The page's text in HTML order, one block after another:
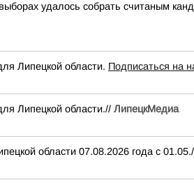
удалось собрать считаным
Липецкой области. Подписаться на
Липецкой области.// ЛипецкМедиа
области 07.08.2026 года с